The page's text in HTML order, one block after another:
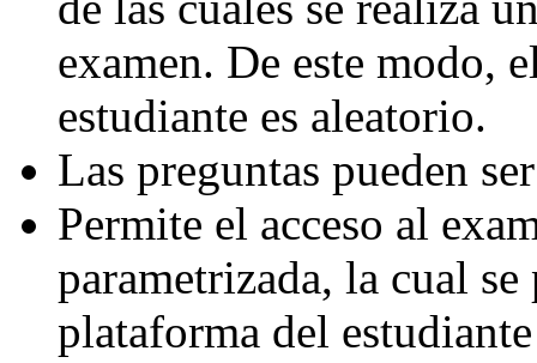
examen. De este modo,
estudiante es aleatorio.
Las preguntas pueden
Permite el acceso al
parametrizada, la cual
plataforma del